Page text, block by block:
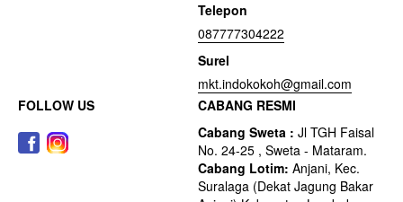
Telepon
087777304222
Surel
mkt.indokokoh@gmail.com
FOLLOW US
CABANG RESMI